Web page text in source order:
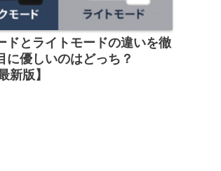
ドとライトモードの違いを徹
に優しいのはどっち？
新版】